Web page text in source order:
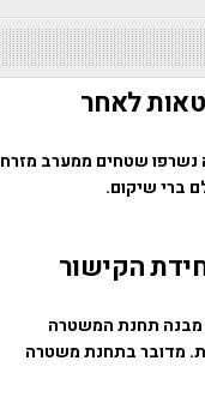
לאחר
נשרפו שטחים ממערב מזרח
ברי שיקום.
הקישור
מבנה תחנת המשטרה
מדובר בתחנת משטרה